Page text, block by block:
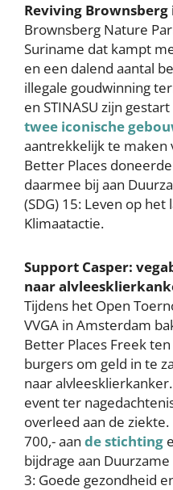
Reviving Brownsberg
Brownsberg Nature
Suriname dat kampt
en een dalend aantal
illegale goudwinning
en STINASU zijn
twee iconische
aantrekkelijk te
Better Places
daarmee bij aan
(SDG) 15: Leven op het
Klimaatactie.
Support Casper:
naar
Tijdens het Open
VVGA in Amsterdam
Better Places Freek
burgers om geld in te
naar
event ter
overleed aan de
700,- aan de stichting
bijdrage aan
3: Goede gezondheid